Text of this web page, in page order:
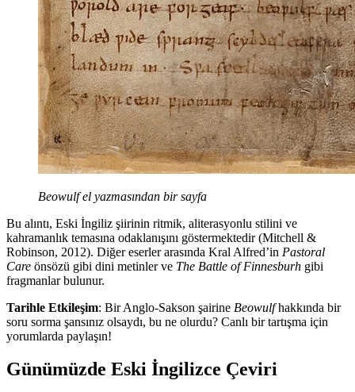
Beowulf el yazmasından bir sayfa
Bu alıntı, Eski İngiliz şiirinin ritmik, aliterasyonlu stilini ve
kahramanlık temasına odaklanışını göstermektedir (Mitchell &
Robinson, 2012). Diğer eserler arasında Kral Alfred’in Pastoral
Care önsözü gibi dini metinler ve The Battle of Finnesburh gibi
fragmanlar bulunur.
Tarihle Etkileşim: Bir Anglo-Sakson şairine Beowulfhakkında bir
soru sorma şansınız olsaydı, bu ne olurdu? Canlı bir tartışma için
yorumlarda paylaşın!
Günümüzde Eski İngilizce Çeviri